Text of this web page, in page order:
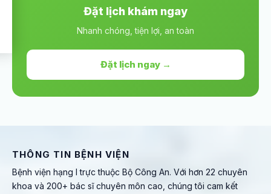
Đặt lịch khám ngay
Nhanh chóng, tiện lợi, an toàn
Đặt lịch ngay →
THÔNG TIN BỆNH VIỆN
Bệnh viện hạng I trực thuộc Bộ Công An. Với hơn 22 chuyên
khoa và 200+ bác sĩ chuyên môn cao, chúng tôi cam kết